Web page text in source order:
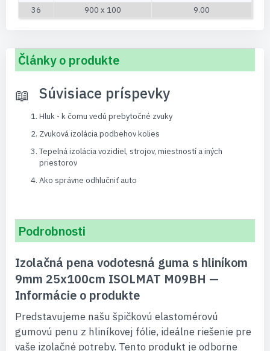
36
900 x 100 9.00
Články o produkte
Súvisiace príspevky
Hluk - k čomu vedú prebytočné zvuky
Zvuková izolácia podbehov kolies
Tepelná izolácia vozidiel, strojov, miestností a iných
priestorov
Ako správne odhlučniť auto
Podrobnosti
Izolačná pena vodotesná guma s hliníkom
9mm 25x100cm ISOLMAT M09BH —
Informácie o produkte
Predstavujeme našu špičkovú elastomérovú
gumovú penu z hliníkovej fólie, ideálne riešenie pre
vaše izolačné potreby. Tento produkt je odborne